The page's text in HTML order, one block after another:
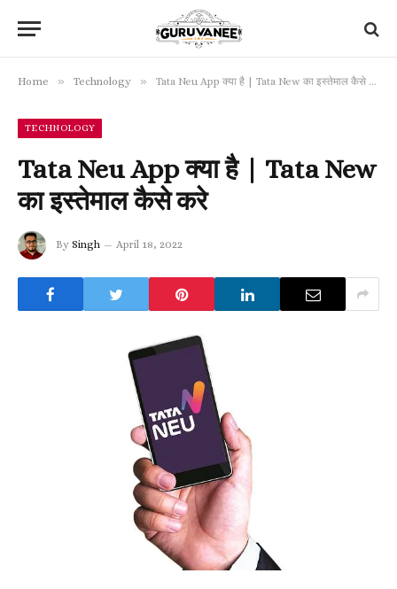
Home » Technology » Tata Neu App क्या है | Tata New का इस्तेमाल कैसे करे
TECHNOLOGY
Tata Neu App क्या है | Tata New
का इस्तेमाल कैसे करे
By Singh April 18, 2022